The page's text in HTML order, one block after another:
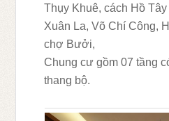
Thụy Khuê, cách Hồ
Xuân La, Võ Chí Công,
chợ Bưởi,
Chung cư gồm 07 tầng
thang bộ.